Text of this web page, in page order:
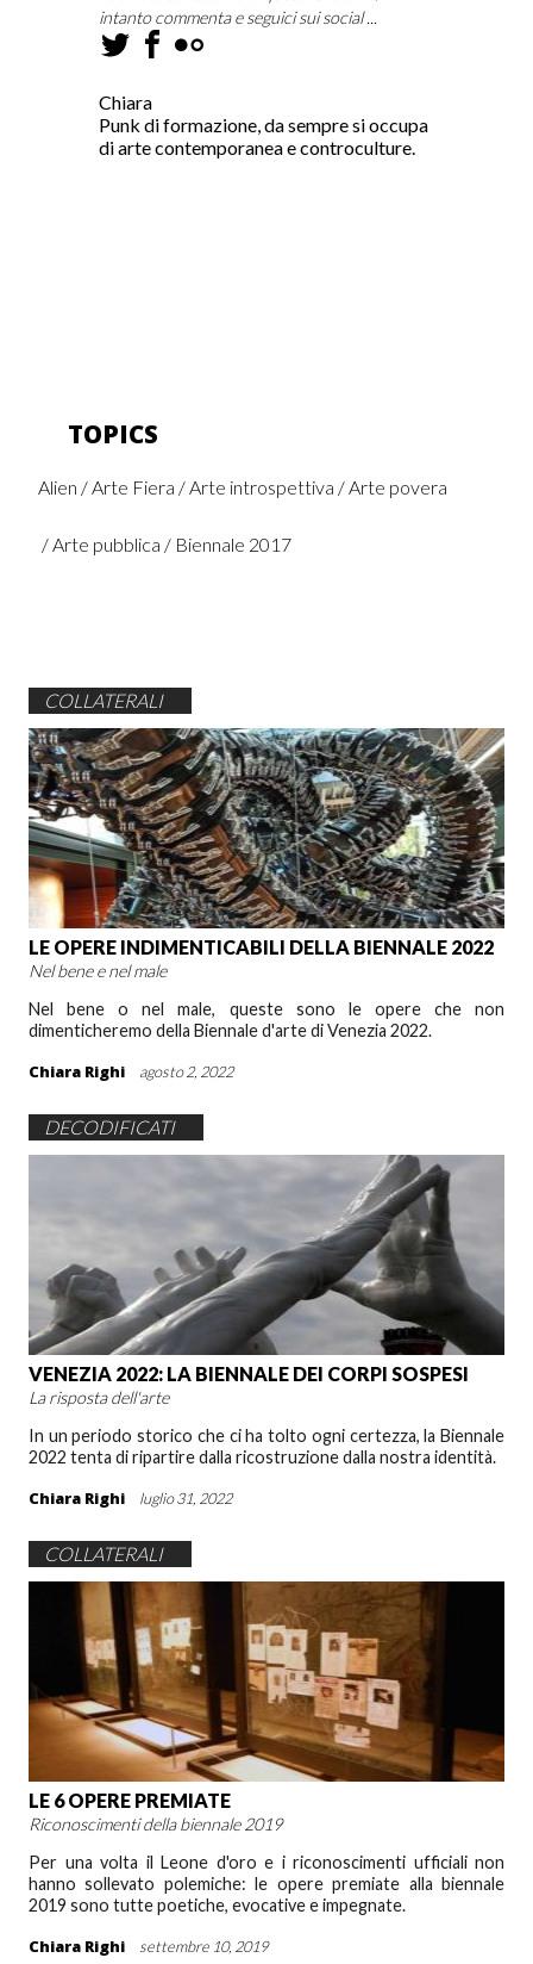
intanto commenta e seguici sui social ...
Chiara
Punk di formazione, da sempre si occupa
di arte contemporanea e controculture.
TOPICS
Alien Arte Fiera Arte introspettiva Arte povera
Arte pubblica Biennale 2017
COLLATERALI
LE OPERE INDIMENTICABILI DELLA BIENNALE 2022
Nel bene e nel male
Nel bene o nel male, queste sono le opere che non
dimenticheremo della Biennale d'arte di Venezia 2022.
Chiara Righi agosto 2, 2022
DECODIFICATI
VENEZIA 2022: LA BIENNALE DEI CORPI SOSPESI
La risposta dell'arte
In un periodo storico che ci ha tolto ogni certezza, la Biennale
2022 tenta di ripartire dalla ricostruzione dalla nostra identità.
Chiara Righi luglio 31, 2022
COLLATERALI
LE 6 OPERE PREMIATE
Riconoscimenti della biennale 2019
Per una volta il Leone d'oro e i riconoscimenti ufficiali non
hanno sollevato polemiche: le opere premiate alla biennale
2019 sono tutte poetiche, evocative e impegnate.
Chiara Righi settembre 10, 2019